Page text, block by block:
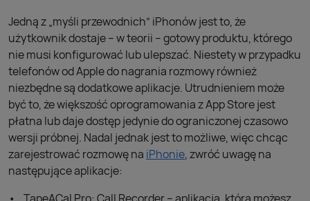
Jedną z „myśli przewodnich” iPhonów jest to, że
użytkownik dostaje – w teorii – gotowy produktu, którego
nie musi konfigurować lub ulepszać. Niestety w przypadku
telefonów od Apple do nagrania rozmowy również
niezbędne są dodatkowe aplikacje. Utrudnieniem może
być to, że większość oprogramowania z App Store jest
płatna lub daje dostęp jedynie do ograniczonej czasowo
wersji próbnej. Nadal jednak jest to możliwe, więc chcąc
zarejestrować rozmowę na iPhonie, zwróć uwagę na
następujące aplikacje: